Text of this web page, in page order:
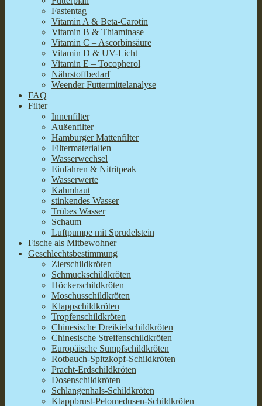
Fastentag
Vitamin A & Beta-Carotin
Vitamin B & Thiaminase
Vitamin C – Ascorbinsäure
Vitamin D & UV-Licht
Vitamin E – Tocopherol
Nährstoffbedarf
Weender Futtermittelanalyse
FAQ
Filter
Innenfilter
Außenfilter
Hamburger Mattenfilter
Filtermaterialien
Wasserwechsel
Einfahren & Nitritpeak
Wasserwerte
Kahmhaut
stinkendes Wasser
Trübes Wasser
Schaum
Luftpumpe mit Sprudelstein
Fische als Mitbewohner
Geschlechtsbestimmung
Zierschildkröten
Schmuckschildkröten
Höckerschildkröten
Moschusschildkröten
Klappschildkröten
Tropfenschildkröten
Chinesische Dreikielschildkröten
Chinesische Streifenschildkröten
Europäische Sumpfschildkröten
Rotbauch-Spitzkopf-Schildkröten
Pracht-Erdschildkröten
Dosenschildkröten
Schlangenhals-Schildkröten
Klappbrust-Pelomedusen-Schildkröten